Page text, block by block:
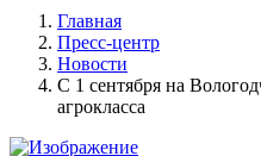
Главная
Пресс-центр
Новости
С 1 сентября на
агрокласса